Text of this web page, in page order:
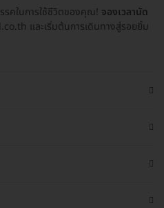
รคในการใช้ชีวิตของคุณ! จองเวลานัด
และเริ่มต้นการเดินทางสู่รอยยิ้ม